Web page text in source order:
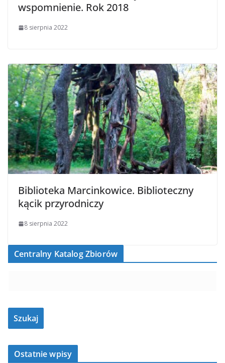
wspomnienie. Rok 2018
8 sierpnia 2022
Biblioteka Marcinkowice. Biblioteczny
kącik przyrodniczy
8 sierpnia 2022
Centralny Katalog Zbiorów
Ostatnie wpisy